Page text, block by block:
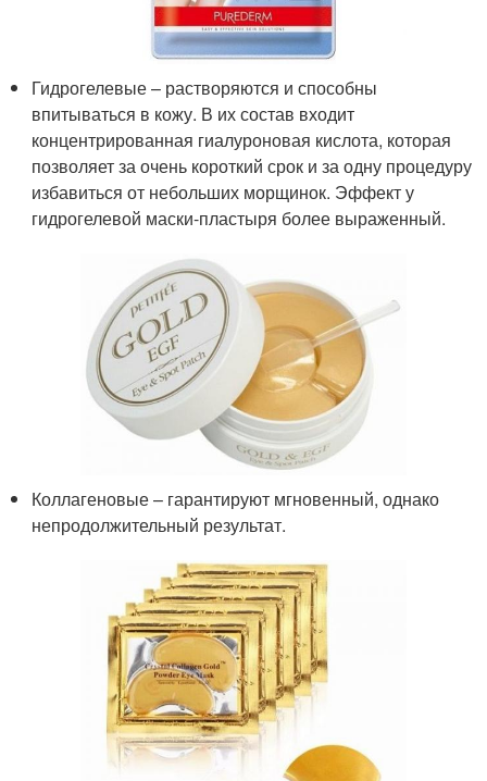
Гидрогелевые – растворяются и способны
впитываться в кожу. В их состав входит
концентрированная гиалуроновая кислота, которая
позволяет за очень короткий срок и за одну процедуру
избавиться от небольших морщинок. Эффект у
гидрогелевой маски-пластыря более выраженный.
Коллагеновые – гарантируют мгновенный, однако
непродолжительный результат.